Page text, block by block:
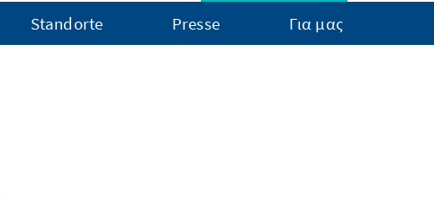
Standorte Presse Για μας